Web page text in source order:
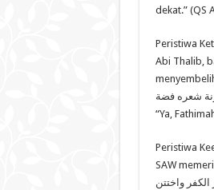
dekat.” (QS
Peristiwa
Abi Thalib,
شعره فضة
“Ya,
Peristiwa
SAW
واختتن